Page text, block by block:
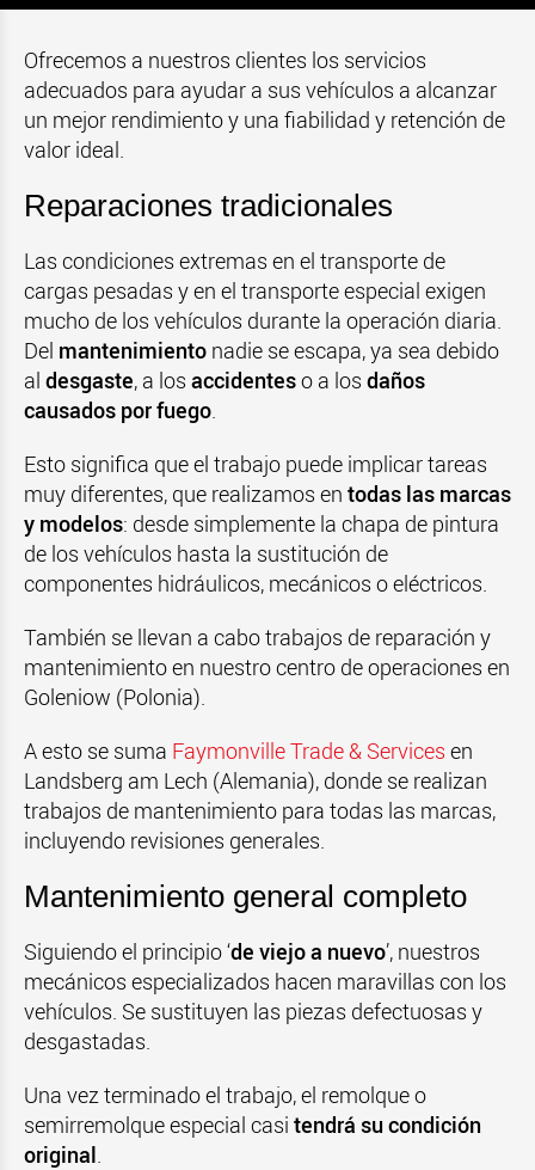
Ofrecemos a nuestros clientes los servicios
adecuados para ayudar a sus vehículos a alcanzar
un mejor rendimiento y una fiabilidad y retención de
valor ideal.
Reparaciones tradicionales
Las condiciones extremas en el transporte de
cargas pesadas y en el transporte especial exigen
mucho de los vehículos durante la operación diaria.
Del mantenimiento nadie se escapa, ya sea debido
al desgaste, a los accidenteso a los daños
causados por fuego.
Esto significa que el trabajo puede implicar tareas
muy diferentes, que realizamos en todas las marcas
y modelos: desde simplemente la chapa de pintura
de los vehículos hasta la sustitución de
componentes hidráulicos, mecánicos o eléctricos.
También se llevan a cabo trabajos de reparación y
mantenimiento en nuestro centro de operaciones en
Goleniow (Polonia).
A esto se suma Faymonville Trade & Services en
Landsberg am Lech (Alemania), donde se realizan
trabajos de mantenimiento para todas las marcas,
incluyendo revisiones generales.
Mantenimiento general completo
Siguiendo el principio ‘de viejo a nuevo’, nuestros
mecánicos especializados hacen maravillas con los
vehículos. Se sustituyen las piezas defectuosas y
desgastadas.
Una vez terminado el trabajo, el remolque o
semirremolque especial casi tendrá su condición
original.